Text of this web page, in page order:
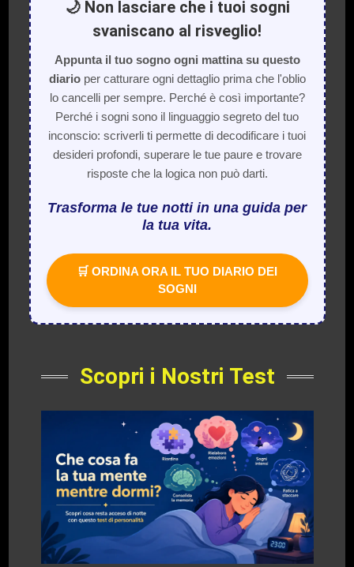
🌙 Non lasciare che i tuoi sogni
svaniscano al risveglio!
Appunta il tuo sogno ogni mattina su questo
diarioper catturare ogni dettaglio prima che l'oblio
lo cancelli per sempre. Perché è così importante?
Perché i sogni sono il linguaggio segreto del tuo
inconscio: scriverli ti permette di decodificare i tuoi
desideri profondi, superare le tue paure e trovare
risposte che la logica non può darti.
Trasforma le tue notti in una guida per
la tua vita.
🛒 ORDINA ORA IL TUO DIARIO DEI
SOGNI
Scopri i Nostri Test